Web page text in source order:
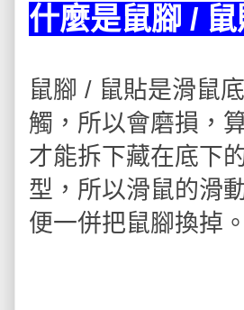
什麼是鼠腳 /
鼠腳 / 鼠貼是滑鼠
觸，所以會磨損，
才能拆下藏在底下
型，所以滑鼠的滑
便一併把鼠腳換掉。